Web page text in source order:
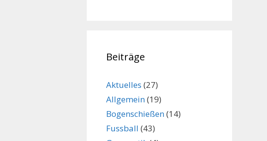
Beiträge
Aktuelles (27)
Allgemein(19)
Bogenschießen(14)
Fussball (43)